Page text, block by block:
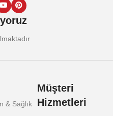
& Sağlık
Müşteri
Hizmetleri